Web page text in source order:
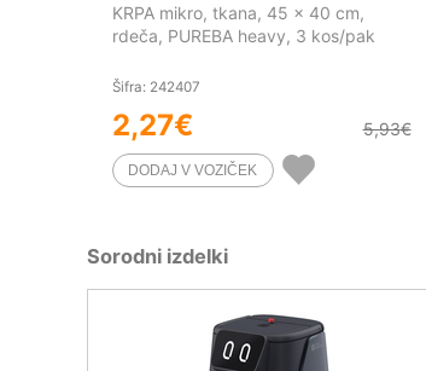
KRPA mikro, tkana, 45 x 40 cm,
rdeča, PUREBA heavy, 3 kos/pak
Šifra: 242407
2,27€ 5,93€
Sorodni izdelki